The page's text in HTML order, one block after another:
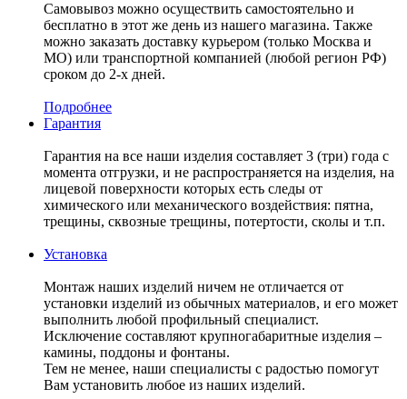
Самовывоз можно осуществить самостоятельно и
бесплатно в этот же день из нашего магазина. Также
можно заказать доставку курьером (только Москва и
МО) или транспортной компанией (любой регион РФ)
сроком до 2-х дней.
Подробнее
Гарантия
Гарантия на все наши изделия составляет 3 (три) года с
момента отгрузки, и не распространяется на изделия, на
лицевой поверхности которых есть следы от
химического или механического воздействия: пятна,
трещины, сквозные трещины, потертости, сколы и т.п.
Установка
Монтаж наших изделий ничем не отличается от
установки изделий из обычных материалов, и его может
выполнить любой профильный специалист.
Исключение составляют крупногабаритные изделия –
камины, поддоны и фонтаны.
Тем не менее, наши специалисты с радостью помогут
Вам установить любое из наших изделий.